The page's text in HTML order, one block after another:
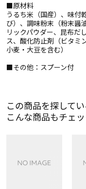
■原材料
うるち米（国産）、味付
び）、調味粉末（粉末醤
リックパウダー、昆布だ
ス、酸化防止剤（ビタミ
小麦・大豆を含む）
■その他：スプーン付
この商品を探して
こんな商品もチェ